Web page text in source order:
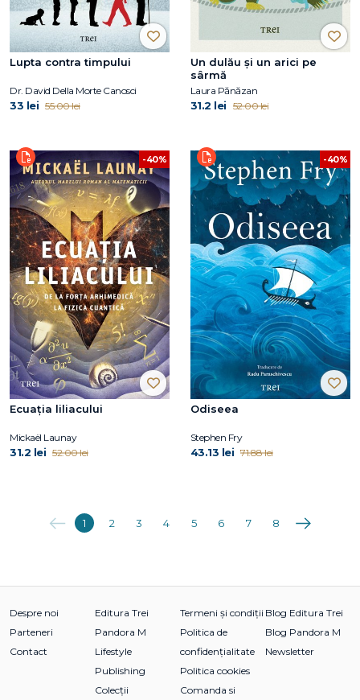
Lupta contra timpului
Dr. David Della Morte Canosci
33 lei 55.00 lei
Un dulău și un arici pe
sârmă
Laura Pănăzan
31.2 lei 52.00 lei
-40%
Ecuația liliacului
Mickaël Launay
31.2 lei 52.00 lei
-40%
Odiseea
Stephen Fry
43.13 lei 71.88 lei
Anterioara
1 2 3 4 5 6 7 8 Următoarea
Despre noi
Parteneri
Contact
Editura Trei
Pandora M
Lifestyle
Publishing
Colecții
Termeni și condiții
Politica de
confidențialitate
Politica cookies
Comanda si
Blog Editura Trei
Blog Pandora M
Newsletter